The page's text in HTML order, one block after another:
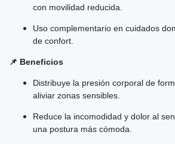
con movilidad reducida.
Uso complementario en cuidados
de confort.
📌 Beneficios
Distribuye la presión corporal de
aliviar zonas sensibles.
Reduce la incomodidad y dolor al
una postura más cómoda.